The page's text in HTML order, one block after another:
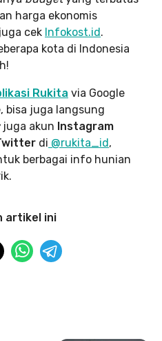
harga ekonomis
cek Infokost.id.
kota di Indonesia
Rukita via Google
bisa juga langsung
juga akun Instagram
di @rukita_id,
berbagai info hunian
artikel ini